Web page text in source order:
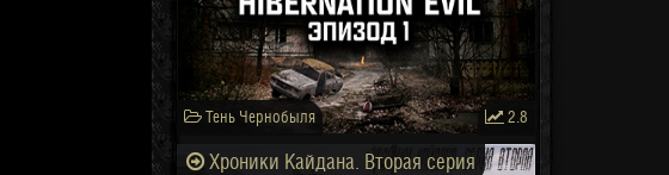
Тень Чернобыля 2.8
Хроники Кайдана. Вторая серия